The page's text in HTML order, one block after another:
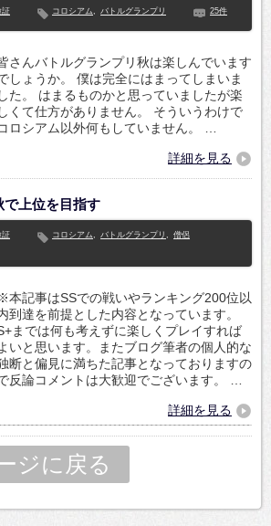
証 コロシアム, バトルグランプリ 25件
さんバトルグランプリ秋は楽しんでいます
しょうか。 僕は完全にはまってしまいま
した。 はまるものかと思っていましたが楽
しくて仕方がありません。 そういうわけで
ロシアム以外何もしていません。 …
詳細を見る
上位を目指す
証 コロシアム, バトルグランプリ , 僧侶
本記事はSSでの戦いやランキング200位以
到達を前提とした内容となっています。
までは何も考えずに楽しくプレイすれば
いと思います。またブログ筆者の個人的な
断と偏見に満ちた記事となっておりますの
反論コメントは大歓迎でございます。 …
詳細を見る
ジに戻る